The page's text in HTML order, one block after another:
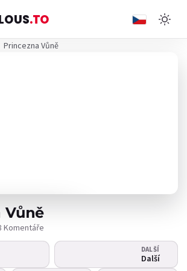
.TO
Princezna Vůně
Vůně
Komentáře
DALŠÍ
Další